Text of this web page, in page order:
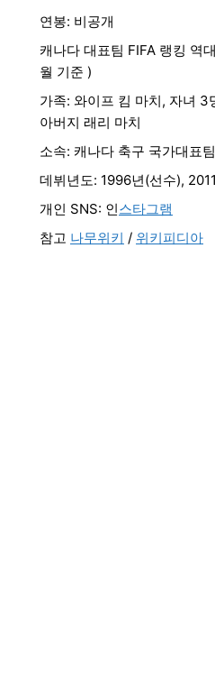
연봉: 비공개
캐나다 대표팀 FIFA 랭킹 역
월 기준 )
가족: 와이프 킴 마치, 자녀 3
아버지 래리 마치
소속: 캐나다 축구 국가대표
데뷔년도: 1996년(선수),
개인 SNS: 인스타그램
참고 나무위키 / 위키피디아